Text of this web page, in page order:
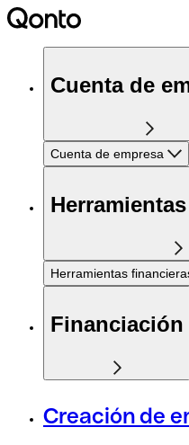
Cuenta de
Cuenta de empresa
Herramientas
Financiación
Creación de